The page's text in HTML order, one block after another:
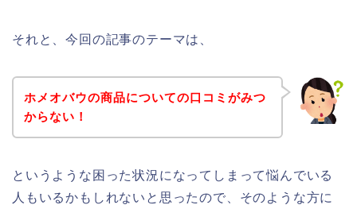
それと、今回の記事のテーマは、
ホメオバウの商品についての口コミがみつ
からない！
というような困った状況になってしまって悩んでいる
人もいるかもしれないと思ったので、そのような方に